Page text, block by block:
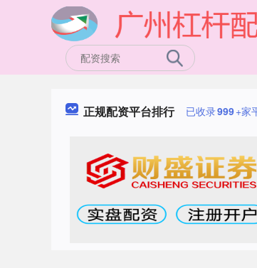
正规配资平台排行 已收录999+家